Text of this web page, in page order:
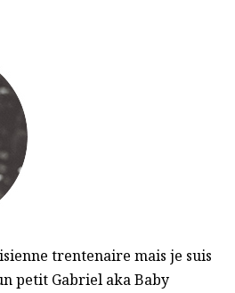
trentenaire mais je suis
petit Gabriel aka Baby